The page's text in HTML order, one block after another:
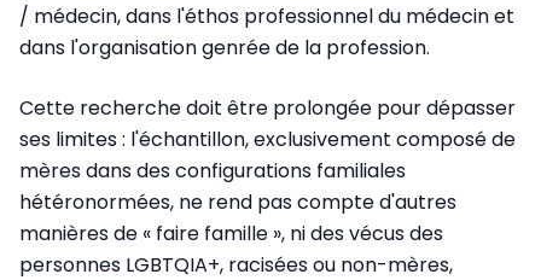
/ médecin, dans l'éthos professionnel du médecin et
dans l'organisation genrée de la profession.
Cette recherche doit être prolongée pour dépasser
ses limites : l'échantillon, exclusivement composé de
mères dans des configurations familiales
hétéronormées, ne rend pas compte d'autres
manières de « faire famille », ni des vécus des
personnes LGBTQIA+, racisées ou non-mères,